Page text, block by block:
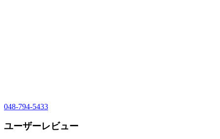
048-794-5433
ユーザーレビュー